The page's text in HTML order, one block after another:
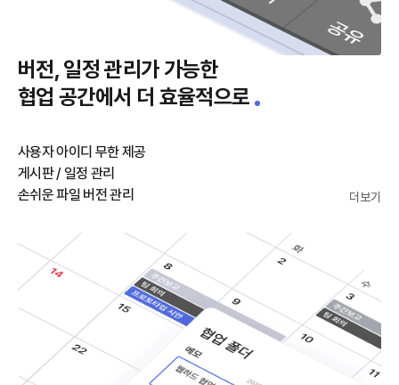
버전, 일정 관리가 가능한
협업 공간에서 더 효율적으로
사용자 아이디 무한 제공
게시판 / 일정 관리
손쉬운 파일 버전 관리
더보기